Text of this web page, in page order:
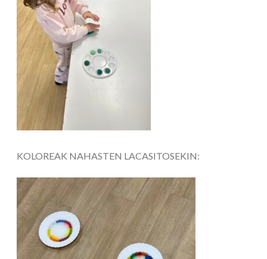
KOLOREAK NAHASTEN LACASITOSEKIN: